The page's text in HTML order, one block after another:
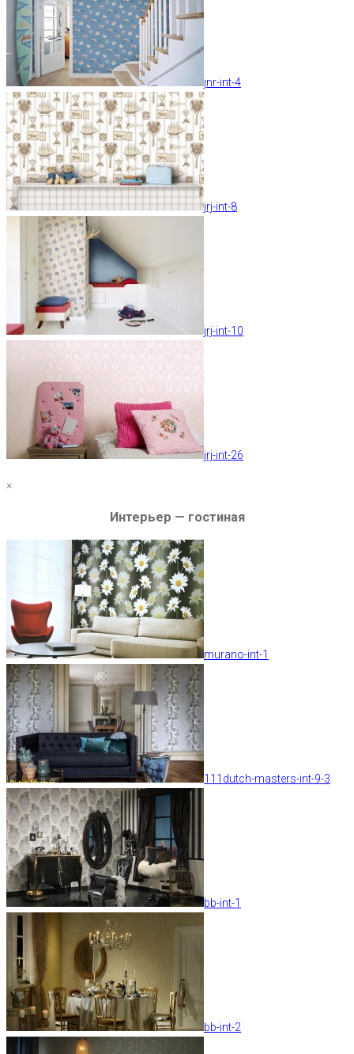
jnr-int-4
jrj-int-8
jrj-int-10
jrj-int-26
×
Интерьер — гостиная
murano-int-1
111dutch-masters-int-9-3
bb-int-1
bb-int-2